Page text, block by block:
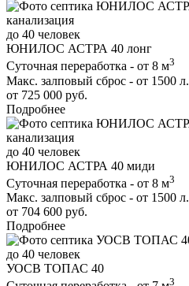
до 40 человек
ЮНИЛОС АСТРА 40 лонг
Суточная переработка - от 8 м3
Макс. залповый сброс - от 1500 л.
от 725 000 руб.
Подробнее
до 40 человек
ЮНИЛОС АСТРА 40 миди
Суточная переработка - от 8 м3
Макс. залповый сброс - от 1500 л.
от 704 600 руб.
Подробнее
до 40 человек
УОСВ ТОПАС 40
3